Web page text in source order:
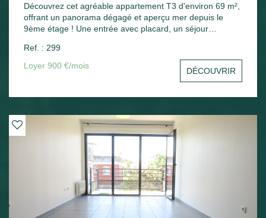
Découvrez cet agréable appartement T3 d'environ 69 m²,
offrant un panorama dégagé et aperçu mer depuis le
9ème étage ! Une entrée avec placard, un séjour
sud avec un aperçu mer, une cuisine indépendante, une
chambre avec placard, un bureau ou une chambre, salle
de bains et toilettes séparées. Une cave et une place de
Ref. : 299
Loyer 900 €/mois
DÉCOUVRIR